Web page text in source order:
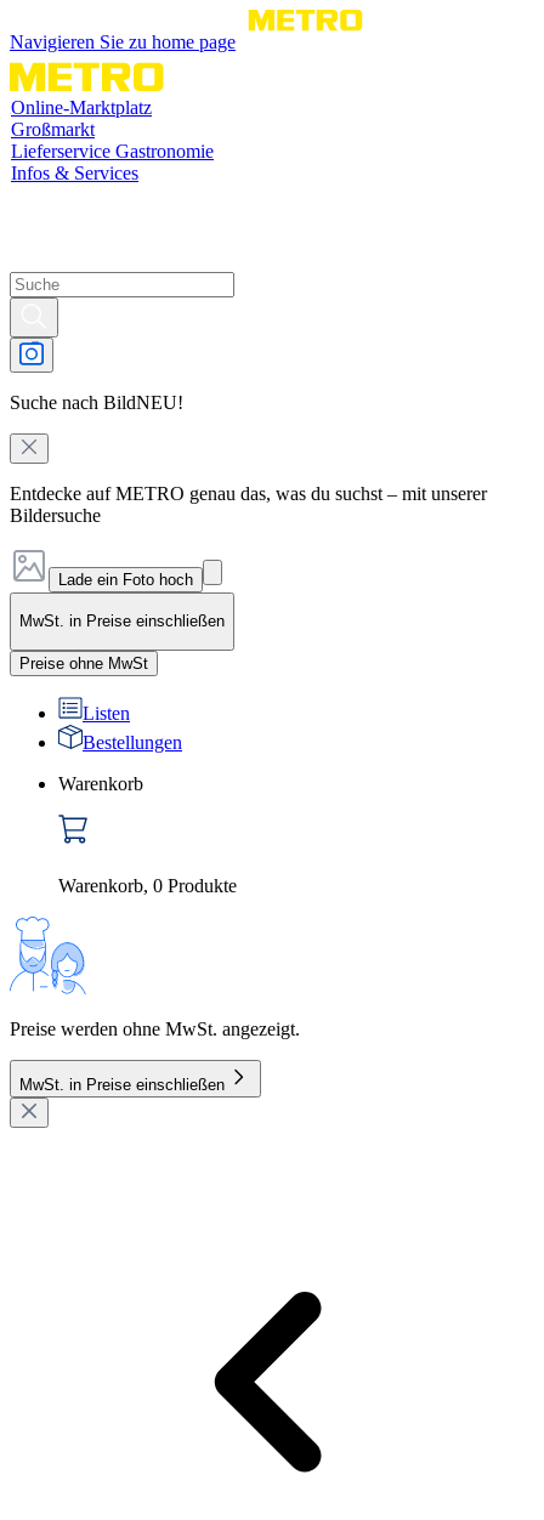
Navigieren Sie zu home page
Online-Marktplatz
Großmarkt
Lieferservice Gastronomie
Infos & Services
Suche nach BildNEU!
Entdecke auf METRO genau das, was du suchst – mit unserer
Bildersuche
Lade ein Foto hoch
MwSt. in Preise einschließen
Preise ohne MwSt
Listen
Bestellungen
Warenkorb
Warenkorb, 0 Produkte
Preise werden ohne MwSt. angezeigt.
MwSt. in Preise einschließen